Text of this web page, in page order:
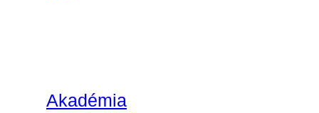
Akadémia